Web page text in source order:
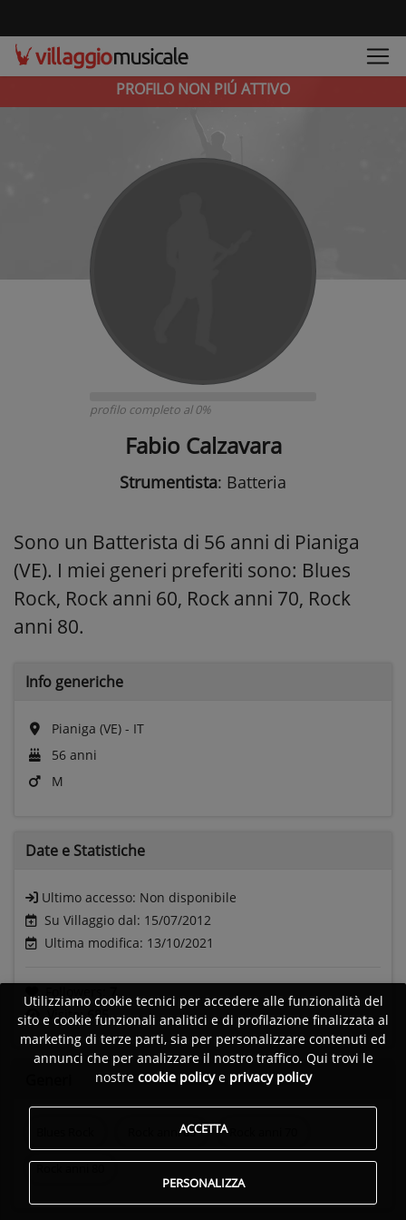
PROFILO NON PIÚ ATTIVO
profilo completo al 0%
Fabio Calzavara
Strumentista: Batteria
Sono un Batterista di 56 anni di Pianiga
(VE). I miei generi preferiti sono: Blues
Rock, Rock anni 60, Rock anni 70, Rock
anni 80.
Info generiche
Pianiga (VE) - IT
56 anni
M
Date e Statistiche
Ultimo accesso: Non disponibile
Su Villaggio dal: 15/07/2012
Ultima modifica: 13/10/2021
Visite:685
Rock anni 60
Utilizziamo cookie tecnici per accedere alle funzionalità del
sito e cookie funzionali analitici e di profilazione finalizzata al
marketing di terze parti, sia per personalizzare contenuti ed
annunci che per analizzare il nostro traffico. Qui trovi le
nostre cookie policye privacy policy
ACCETTA
PERSONALIZZA